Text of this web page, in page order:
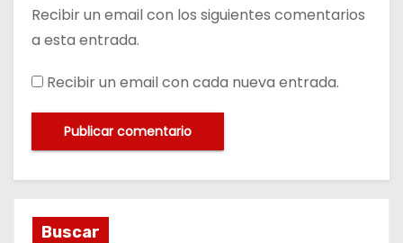
Recibir un email con los siguientes comentarios
a esta entrada.
Recibir un email con cada nueva entrada.
Buscar